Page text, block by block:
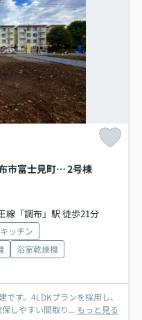
京王線 西調布駅 17分 新築戸建 調布市富士見町3丁目2号棟
線「調布」駅 徒歩21分
ッチン
浴室乾燥機
す。4LDKプランを採用し、
しやすい間取り... もっと見る